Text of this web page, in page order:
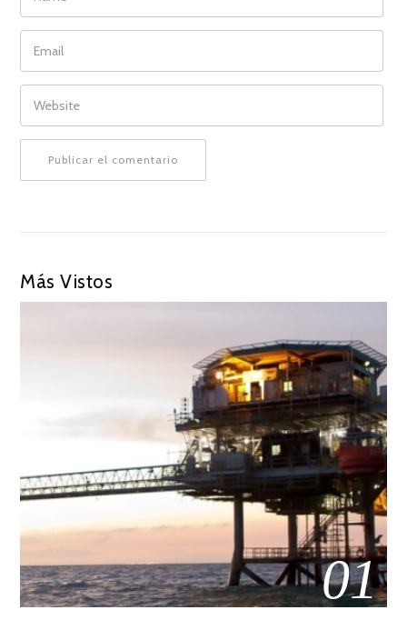
EMAIL
WEBSITE
Más Vistos
01